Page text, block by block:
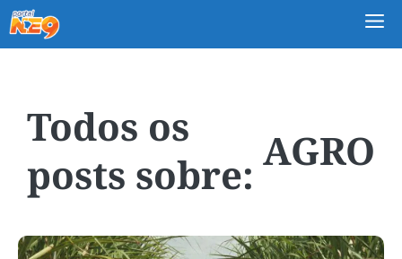
AGRO